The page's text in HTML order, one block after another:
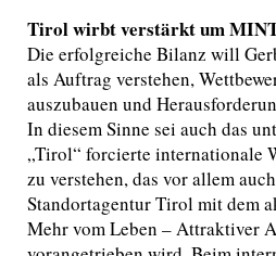
Tirol wirbt verstärkt um
Die erfolgreiche Bilanz will
als Auftrag verstehen,
auszubauen und
In diesem Sinne sei auch das
„Tirol“ forcierte internationale
zu verstehen, das vor allem
Standortagentur Tirol mit dem
Mehr vom Leben – Attraktiver